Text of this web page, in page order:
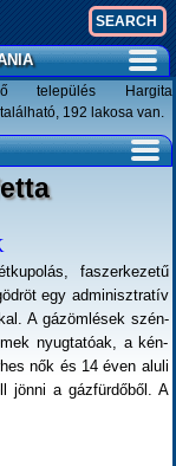
település Hargita
192 lakosa van.
faszerkezetű
egy adminisztratív
A gázömlések szén-
nyugtatóak, a kén-
nők és 14 éven aluli
jönni a gázfürdőből. A